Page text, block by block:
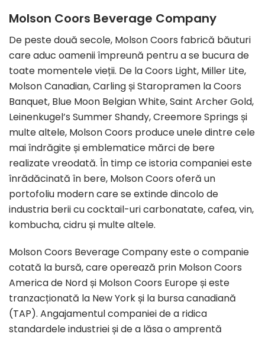
Molson Coors Beverage Company
De peste două secole, Molson Coors fabrică băuturi
care aduc oamenii împreună pentru a se bucura de
toate momentele vieții. De la Coors Light, Miller Lite,
Molson Canadian, Carling și Staropramen la Coors
Banquet, Blue Moon Belgian White, Saint Archer Gold,
Leinenkugel’s Summer Shandy, Creemore Springs și
multe altele, Molson Coors produce unele dintre cele
mai îndrăgite și emblematice mărci de bere
realizate vreodată. În timp ce istoria companiei este
înrădăcinată în bere, Molson Coors oferă un
portofoliu modern care se extinde dincolo de
industria berii cu cocktail-uri carbonatate, cafea, vin,
kombucha, cidru și multe altele.
Molson Coors Beverage Company este o companie
cotată la bursă, care operează prin Molson Coors
America de Nord și Molson Coors Europe și este
tranzacționată la New York și la bursa canadiană
(TAP). Angajamentul companiei de a ridica
standardele industriei și de a lăsa o amprentă